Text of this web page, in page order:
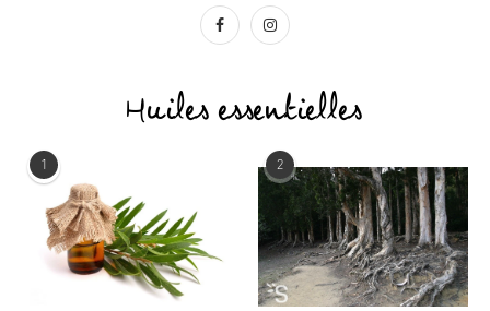
Huiles essentielles
1 2